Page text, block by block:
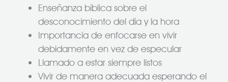
Enseñanza bíblica sobre el
desconocimiento del día y la hora
Importancia de enfocarse en vivir
debidamente en vez de especular
Llamado a estar siempre listos
Vivir de manera adecuada esperando el